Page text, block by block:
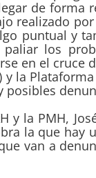
de forma
realizado
puntual y
los
en el cruce
y la
posibles
y la PMH,
la que hay
van a